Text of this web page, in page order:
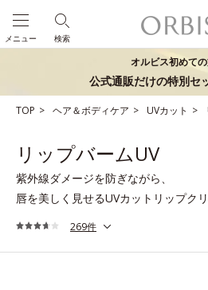
検索
メニュー
オルビス初めて
公式通販だけの特別セ
TOP ヘア＆ボディケア UVカット
リップバームUV
紫外線ダメージを防ぎながら、
唇を美しく見せるUVカットリップク
269件